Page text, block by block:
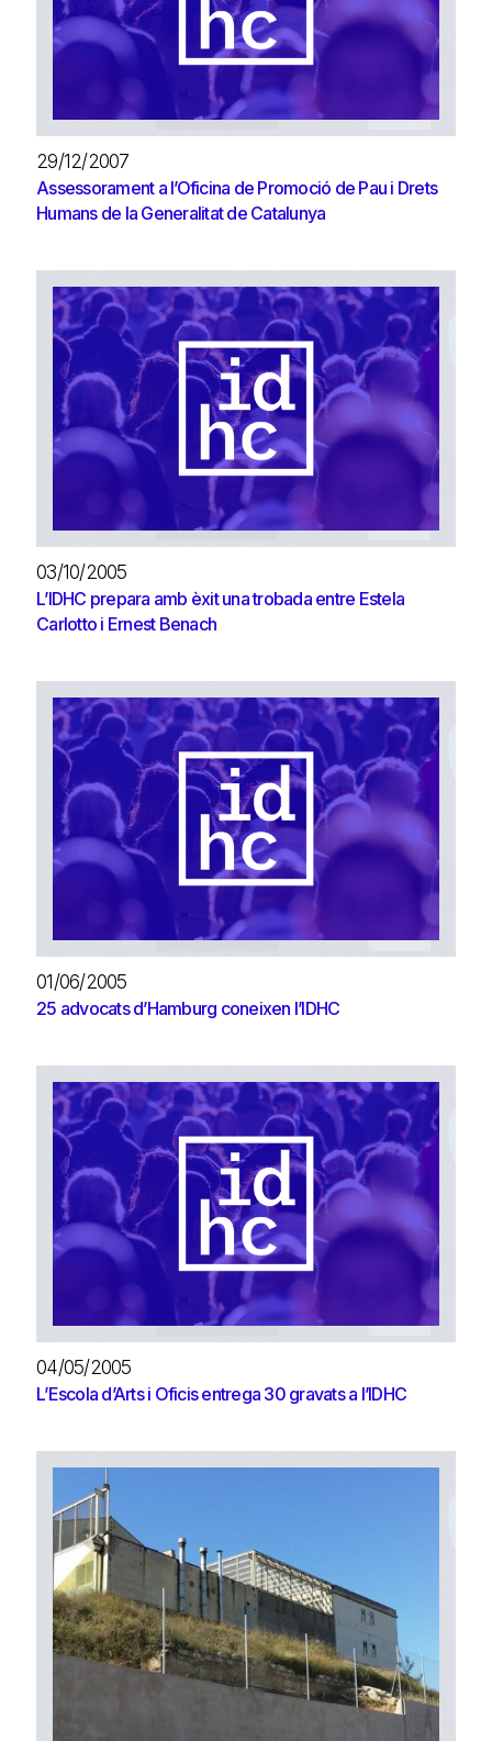
29/12/2007
Assessorament a l’Oficina de Promoció de Pau i Drets
Humans de la Generalitat de Catalunya
03/10/2005
L’IDHC prepara amb èxit una trobada entre Estela
Carlotto i Ernest Benach
01/06/2005
25 advocats d’Hamburg coneixen l’IDHC
04/05/2005
L’Escola d’Arts i Oficis entrega 30 gravats a l’IDHC